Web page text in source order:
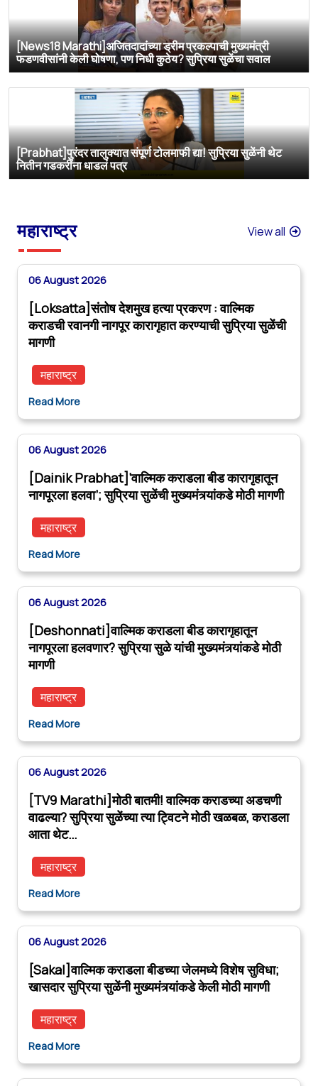
[News18 Marathi]अजितदादांच्या ड्रीम प्रकल्पाची मुख्यमंत्री
फडणवीसांनी केली घोषणा, पण निधी कुठेय? सुप्रिया सुळेंचा सवाल
[Prabhat]पुरंदर तालुक्यात संपूर्ण टोलमाफी द्या! सुप्रिया सुळेंनी थेट
नितीन गडकरींना धाडलं पत्र
महाराष्ट्र View all
06 August 2026
[Loksatta]संतोष देशमुख हत्या प्रकरण : वाल्मिक
कराडची रवानगी नागपूर कारागृहात करण्याची सुप्रिया सुळेंची
मागणी
महाराष्ट्र
Read More
06 August 2026
[Dainik Prabhat]‘वाल्मिक कराडला बीड कारागृहातून
नागपूरला हलवा’; सुप्रिया सुळेंची मुख्यमंत्र्यांकडे मोठी मागणी
महाराष्ट्र
Read More
06 August 2026
[Deshonnati]वाल्मिक कराडला बीड कारागृहातून
नागपूरला हलवणार? सुप्रिया सुळे यांची मुख्यमंत्र्यांकडे मोठी
मागणी
महाराष्ट्र
Read More
06 August 2026
[TV9 Marathi]मोठी बातमी! वाल्मिक कराडच्या अडचणी
वाढल्या? सुप्रिया सुळेंच्या त्या ट्विटने मोठी खळबळ, कराडला
आता थेट…
महाराष्ट्र
Read More
06 August 2026
[Sakal]वाल्मिक कराडला बीडच्या जेलमध्ये विशेष सुविधा;
खासदार सुप्रिया सुळेंनी मुख्यमंत्र्यांकडे केली मोठी मागणी
महाराष्ट्र
Read More